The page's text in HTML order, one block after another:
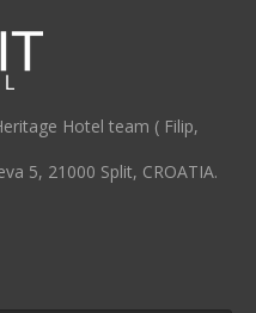
Hotel team ( Filip,
5, 21000 Split, CROATIA.